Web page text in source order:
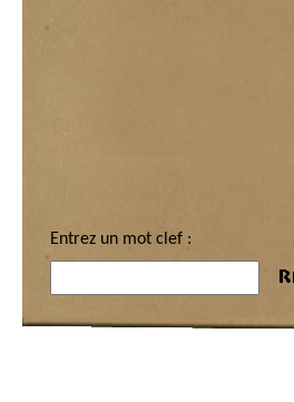
Entrez un mot clef :